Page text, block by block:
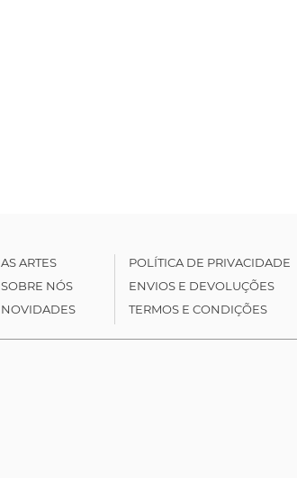
AS ARTES
SOBRE NÓS
NOVIDADES
POLÍTICA DE PRIVACIDADE
ENVIOS E DEVOLUÇÕES
TERMOS E CONDIÇÕES